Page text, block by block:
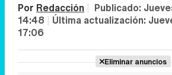
Por Redacción | Publicado:
14:48 | Última actualización:
17:06
Eliminar anuncios